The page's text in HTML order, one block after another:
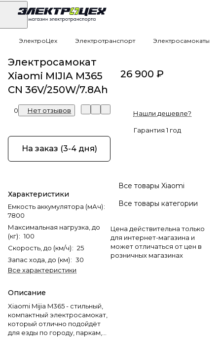
ЭлектроЦех Электротранспорт Электросамокаты
Электросамокат
Xiaomi MIJIA M365
CN 36V/250W/7.8Ah
0 Нет отзывов
На заказ (3-4 дня)
Характеристики
Емкость аккумулятора (мАч):
7800
Максимальная нагрузка, до
(кг): 100
Скорость, до (км/ч): 25
Запас хода, до (км): 30
Все характеристики
Описание
Xiaomi Mijia M365 - стильный,
компактный электросамокат,
который отлично подойдёт
для езды по городу, паркам,
26 900 ₽
Нашли дешевле?
Гарантия 1 год
Все товары Xiaomi
Все товары категории
Цена действительна только
для интернет-магазина и
может отличаться от цен в
розничных магазинах